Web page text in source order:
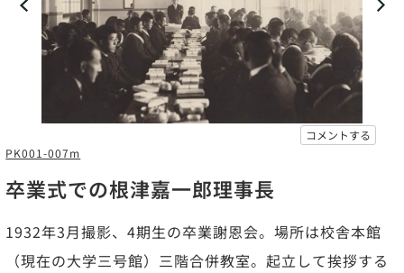
コメントする
PK001-007m
卒業式での根津嘉一郎理事長
1932年3月撮影、4期生の卒業謝恩会。場所は校舎本館
（現在の大学三号館）三階合併教室。起立して挨拶する